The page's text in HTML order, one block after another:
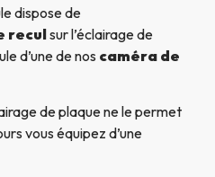
dispose de
reculsur l’éclairage de
d’une de nos caméra de
de plaque ne le permet
vous équipez d’une